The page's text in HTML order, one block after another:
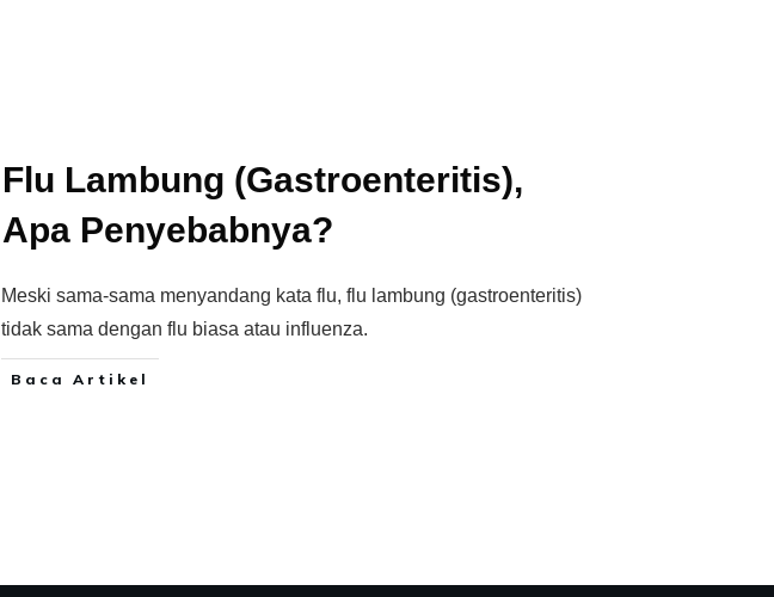
Flu Lambung (Gastroenteritis),
Apa Penyebabnya?
Meski sama-sama menyandang kata flu, flu lambung (gastroenteritis)
tidak sama dengan flu biasa atau influenza.
Baca Artikel